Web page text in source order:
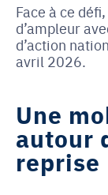
Face à ce
d’ampleur
d’action
avril 2026.
Une
autour
reprise